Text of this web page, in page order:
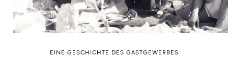
EINE GESCHICHTE DES GASTGEWERBES